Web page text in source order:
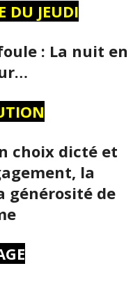
DU JEUDI
: La nuit en
choix dicté et
la
générosité de